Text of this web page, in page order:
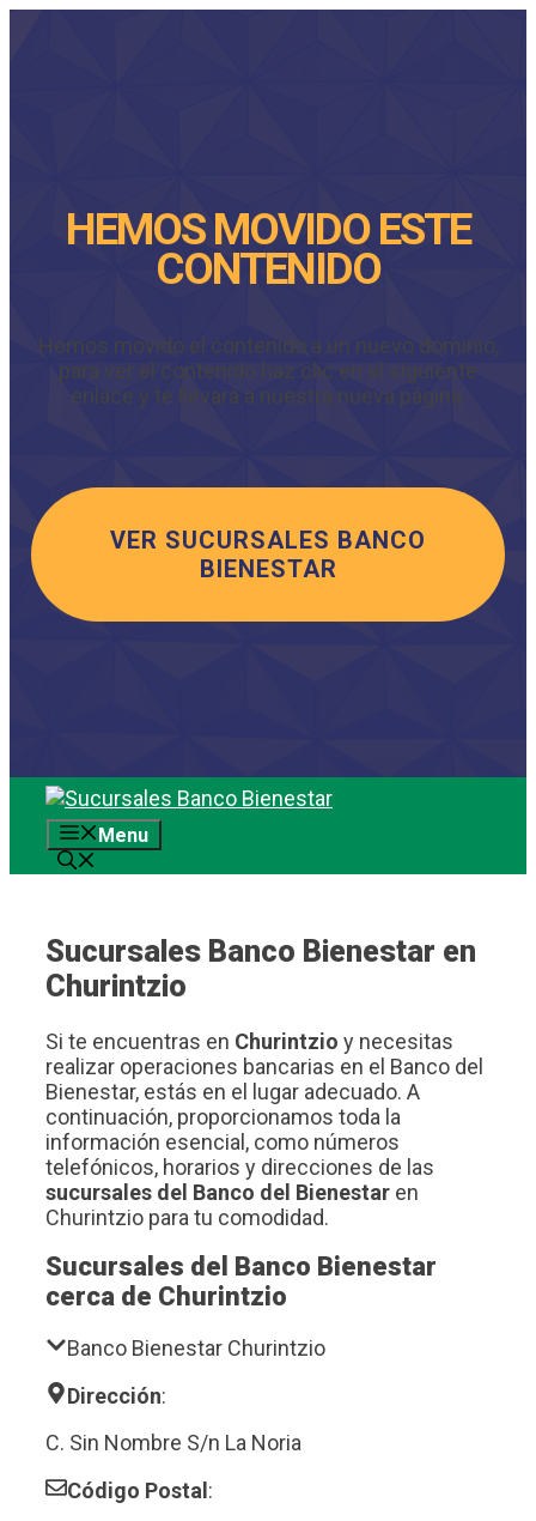
HEMOS MOVIDO ESTE
CONTENIDO
Hemos movido el contenido a un nuevo dominio,
para ver el contenido haz clic en el siguiente
enlace y te llevará a nuestra nueva página.
VER SUCURSALES BANCO
BIENESTAR
Saltar
contenidoMenu
Sucursales Banco Bienestar en
Churintzio
Si te encuentras en Churintzio y necesitas
realizar operaciones bancarias en el Banco del
Bienestar, estás en el lugar adecuado. A
continuación, proporcionamos toda la
información esencial, como números
telefónicos, horarios y direcciones de las
sucursales del Banco del Bienestar en
Churintzio para tu comodidad.
Sucursales del Banco Bienestar
cerca de Churintzio
Banco Bienestar Churintzio
Dirección:
C. Sin Nombre S/n La Noria
Código Postal: